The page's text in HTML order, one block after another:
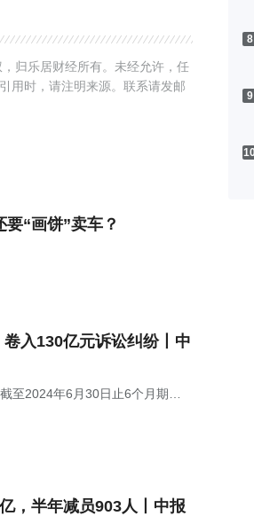
8
9
归乐居财经所有。未经允许，任
用时，请注明来源。联系请发邮
“画饼”卖车？
入130亿元诉讼纠纷丨中
至2024年6月30日止6个月期间
，半年减员903人丨中报